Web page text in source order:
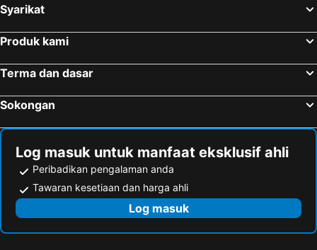
Syarikat
Produk kami
Terma dan dasar
Sokongan
Log masuk untuk manfaat eksklusif ahli
Peribadikan pengalaman anda
Tawaran kesetiaan dan harga ahli
Log masuk